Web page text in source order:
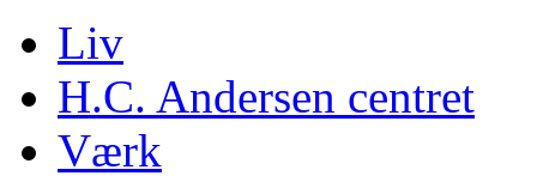
Liv
H.C. Andersen centret
Værk